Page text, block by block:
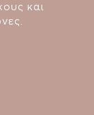
και